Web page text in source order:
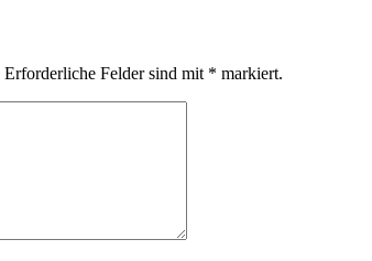
Erforderliche Felder sind mit * markiert.